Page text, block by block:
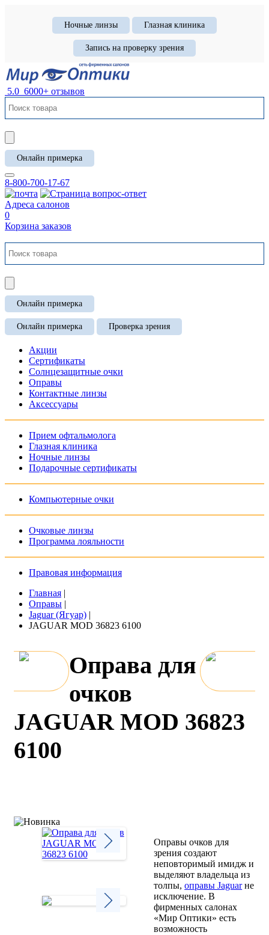
Ночные линзы Глазная клиника
Запись на проверку зрения
5.0 6000+ отзывов
Онлайн примерка
8-800-700-17-67
Адреса салонов
0
Корзина заказов
Онлайн примерка
Онлайн примерка Проверка зрения
Акции
Сертификаты
Солнцезащитные очки
Оправы
Контактные линзы
Аксессуары
Прием офтальмолога
Глазная клиника
Ночные линзы
Подарочные сертификаты
Компьютерные очки
Очковые линзы
Программа лояльности
Правовая информация
Главная |
Оправы |
Jaguar (Ягуар) |
JAGUAR MOD 36823 6100
Оправа для
очков
JAGUAR MOD 36823
6100
Оправы очков для
зрения создают
неповторимый имидж и
выделяют владельца из
толпы,оправы Jaguarне
исключение. В
фирменных салонах
«Мир Оптики» есть
возможность